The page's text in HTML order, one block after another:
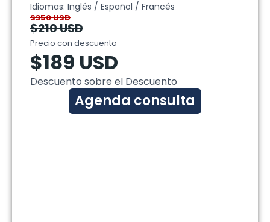
Idiomas: Inglés / Español / Francés
$350 USD
$210 USD
Precio con descuento
$189 USD
Descuento sobre el Descuento
Agenda consulta